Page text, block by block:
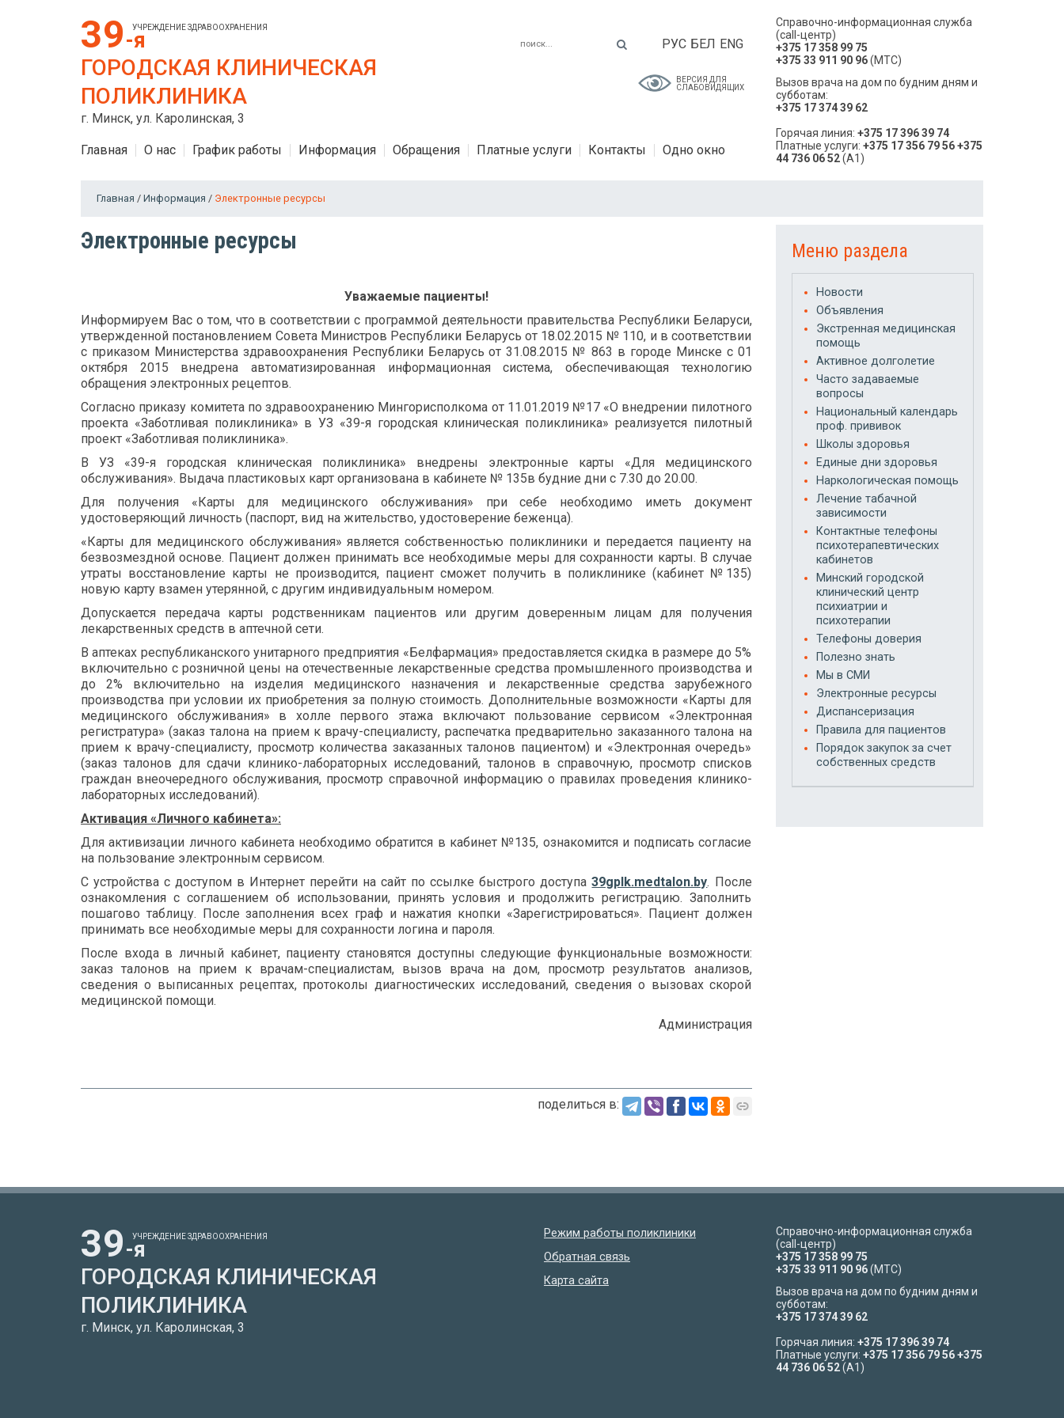
РУС БЕЛ ENG
ВЕРСИЯ ДЛЯ
СЛАБОВИДЯЩИХ
39-я
УЧРЕЖДЕНИЕ ЗДРАВООХРАНЕНИЯ
ГОРОДСКАЯ КЛИНИЧЕСКАЯ
ПОЛИКЛИНИКА
г. Минск, ул. Каролинская, 3
Главная О нас График работы Информация Обращения Платные услуги Контакты Одно окно
Справочно-информационная служба
(call-центр)
+375 17 358 99 75
+375 33 911 90 96(МТС)
Вызов врача на дом по будним дням и
субботам:
+375 17 374 39 62
Горячая линия: +375 17 396 39 74
Платные услуги: +375 17 356 79 56 +375
44 736 06 52(A1)
Главная / Информация / Электронные ресурсы
Электронные ресурсы
Уважаемые пациенты!
Информируем Вас о том, что в соответствии с программой деятельности правительства Республики Беларуси,
утвержденной постановлением Совета Министров Республики Беларусь от 18.02.2015 № 110, и в соответствии
с приказом Министерства здравоохранения Республики Беларусь от 31.08.2015 № 863 в городе Минске с 01
октября 2015 внедрена автоматизированная информационная система, обеспечивающая технологию
обращения электронных рецептов.
Согласно приказу комитета по здравоохранению Мингорисполкома от 11.01.2019 №17 «О внедрении пилотного
проекта «Заботливая поликлиника» в УЗ «39-я городская клиническая поликлиника» реализуется пилотный
проект «Заботливая поликлиника».
В УЗ «39-я городская клиническая поликлиника» внедрены электронные карты «Для медицинского
обслуживания». Выдача пластиковых карт организована в кабинете № 135в будние дни с 7.30 до 20.00.
Для получения «Карты для медицинского обслуживания» при себе необходимо иметь документ
удостоверяющий личность (паспорт, вид на жительство, удостоверение беженца).
«Карты для медицинского обслуживания» является собственностью поликлиники и передается пациенту на
безвозмездной основе. Пациент должен принимать все необходимые меры для сохранности карты. В случае
утраты восстановление карты не производится, пациент сможет получить в поликлинике (кабинет №135)
новую карту взамен утерянной, с другим индивидуальным номером.
Допускается передача карты родственникам пациентов или другим доверенным лицам для получения
лекарственных средств в аптечной сети.
В аптеках республиканского унитарного предприятия «Белфармация» предоставляется скидка в размере до 5%
включительно с розничной цены на отечественные лекарственные средства промышленного производства и
до 2% включительно на изделия медицинского назначения и лекарственные средства зарубежного
производства при условии их приобретения за полную стоимость. Дополнительные возможности «Карты для
медицинского обслуживания» в холле первого этажа включают пользование сервисом «Электронная
регистратура» (заказ талона на прием к врачу-специалисту, распечатка предварительно заказанного талона на
прием к врачу-специалисту, просмотр количества заказанных талонов пациентом) и «Электронная очередь»
(заказ талонов для сдачи клинико-лабораторных исследований, талонов в справочную, просмотр списков
граждан внеочередного обслуживания, просмотр справочной информацию о правилах проведения клинико-
лабораторных исследований).
Активация «Личного кабинета»:
Для активизации личного кабинета необходимо обратится в кабинет №135, ознакомится и подписать согласие
на пользование электронным сервисом.
С устройства с доступом в Интернет перейти на сайт по ссылке быстрого доступа39gplk.medtalon.by. После
ознакомления с соглашением об использовании, принять условия и продолжить регистрацию. Заполнить
пошагово таблицу. После заполнения всех граф и нажатия кнопки «Зарегистрироваться». Пациент должен
принимать все необходимые меры для сохранности логина и пароля.
После входа в личный кабинет, пациенту становятся доступны следующие функциональные возможности:
заказ талонов на прием к врачам-специалистам, вызов врача на дом, просмотр результатов анализов,
сведения о выписанных рецептах, протоколы диагностических исследований, сведения о вызовах скорой
медицинской помощи.
Администрация
поделиться в:
Меню раздела
Новости
Объявления
Экстренная медицинская
помощь
Активное долголетие
Часто задаваемые
вопросы
Национальный календарь
проф. прививок
Школы здоровья
Единые дни здоровья
Наркологическая помощь
Лечение табачной
зависимости
Контактные телефоны
психотерапевтических
кабинетов
Минский городской
клинический центр
психиатрии и
психотерапии
Телефоны доверия
Полезно знать
Мы в СМИ
Электронные ресурсы
Диспансеризация
Правила для пациентов
Порядок закупок за счет
собственных средств
39-я
УЧРЕЖДЕНИЕ ЗДРАВООХРАНЕНИЯ
ГОРОДСКАЯ КЛИНИЧЕСКАЯ
ПОЛИКЛИНИКА
г. Минск, ул. Каролинская, 3
Режим работы поликлиники
Обратная связь
Карта сайта
Справочно-информационная служба
(call-центр)
+375 17 358 99 75
+375 33 911 90 96(МТС)
Вызов врача на дом по будним дням и
субботам:
+375 17 374 39 62
Горячая линия: +375 17 396 39 74
Платные услуги: +375 17 356 79 56 +375
44 736 06 52(A1)